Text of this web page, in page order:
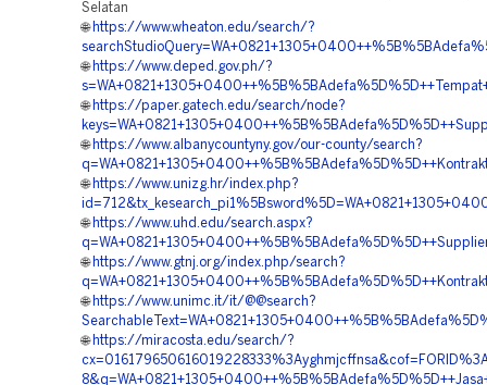
Selatan
🌐 https://www.wheaton.edu/search/?
🌐 https://www.deped.gov.ph/?
🌐 https://paper.gatech.edu/search/node?
🌐 https://www.albanycountyny.gov/our-county/search?
🌐 https://www.unizg.hr/index.php?
🌐 https://www.uhd.edu/search.aspx?
🌐 https://www.gtnj.org/index.php/search?
🌐 https://www.unimc.it/it/@@search?
🌐 https://miracosta.edu/search/?